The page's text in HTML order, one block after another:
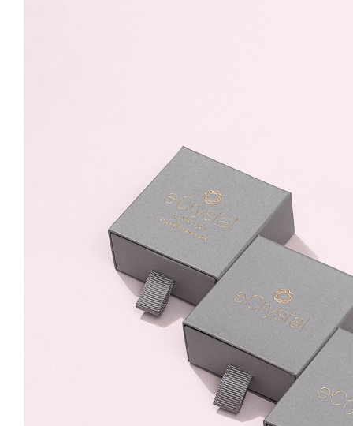
rodiu cu cristale
Swarovski® Rivoli 12mm
Light Siam, Rivoli